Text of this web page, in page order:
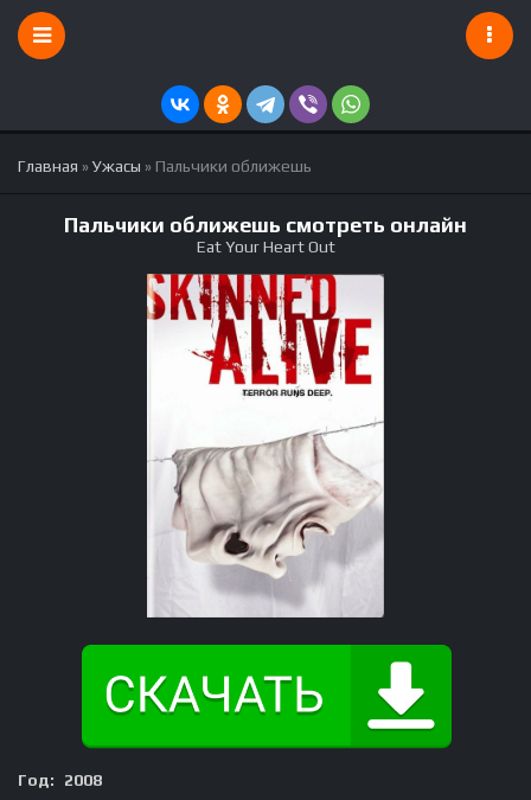
Главная »Ужасы » Пальчики оближешь
Пальчики оближешь смотреть онлайн
Eat Your Heart Out
Год:
2008